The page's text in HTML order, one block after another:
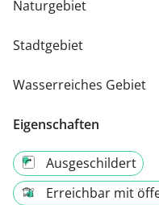
Naturgebiet
Stadtgebiet
Wasserreiches Gebiet
Eigenschaften
Ausgeschildert
Erreichbar mit